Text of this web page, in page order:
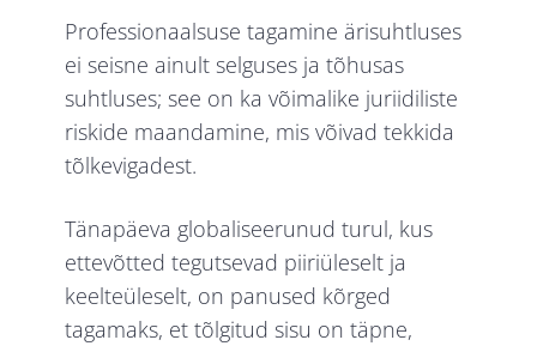
Professionaalsuse tagamine ärisuhtluses
ei seisne ainult selguses ja tõhusas
suhtluses; see on ka võimalike juriidiliste
riskide maandamine, mis võivad tekkida
tõlkevigadest.
Tänapäeva globaliseerunud turul, kus
ettevõtted tegutsevad piiriüleselt ja
keelteüleselt, on panused kõrged
tagamaks, et tõlgitud sisu on täpne,